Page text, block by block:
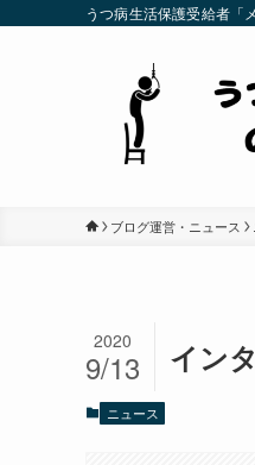
うつ病生活保護受給者「
ブログ運営・ニュース
イン
2020
9/13
ニュース